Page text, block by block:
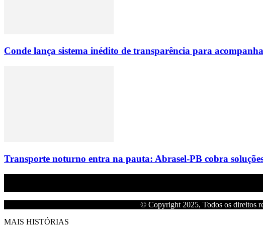
Conde lança sistema inédito de transparência para
Transporte noturno entra na pauta: Abrasel-PB cobra
© Copyright 2025, Todos os direitos
MAIS HISTÓRIAS